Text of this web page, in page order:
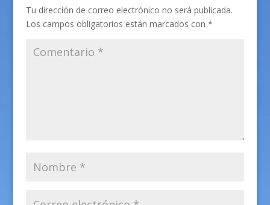
Tu dirección de correo electrónico no será publicada.
Los campos obligatorios están marcados con *